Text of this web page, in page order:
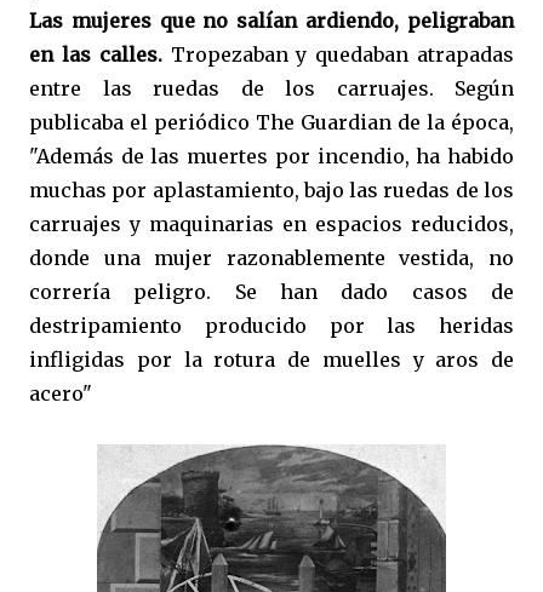
Las mujeres que no salían ardiendo, peligraban
en las calles. Tropezaban y quedaban atrapadas
entre las ruedas de los carruajes. Según
publicaba el periódico The Guardian de la época,
"Además de las muertes por incendio, ha habido
muchas por aplastamiento, bajo las ruedas de los
carruajes y maquinarias en espacios reducidos,
donde una mujer razonablemente vestida, no
correría peligro. Se han dado casos de
destripamiento producido por las heridas
infligidas por la rotura de muelles y aros de
acero"